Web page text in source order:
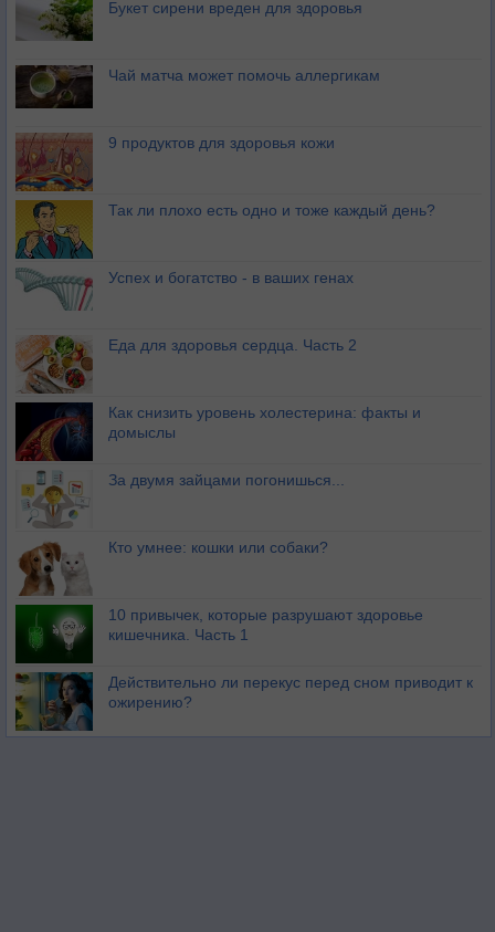
Букет сирени вреден для здоровья
Чай матча может помочь аллергикам
9 продуктов для здоровья кожи
Так ли плохо есть одно и тоже каждый день?
Успех и богатство - в ваших генах
Еда для здоровья сердца. Часть 2
Как снизить уровень холестерина: факты и
домыслы
За двумя зайцами погонишься...
Кто умнее: кошки или собаки?
10 привычек, которые разрушают здоровье
кишечника. Часть 1
Действительно ли перекус перед сном приводит к
ожирению?